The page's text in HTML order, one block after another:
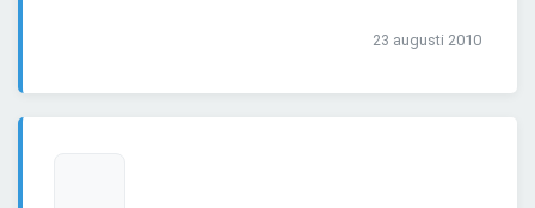
23 augusti 2010